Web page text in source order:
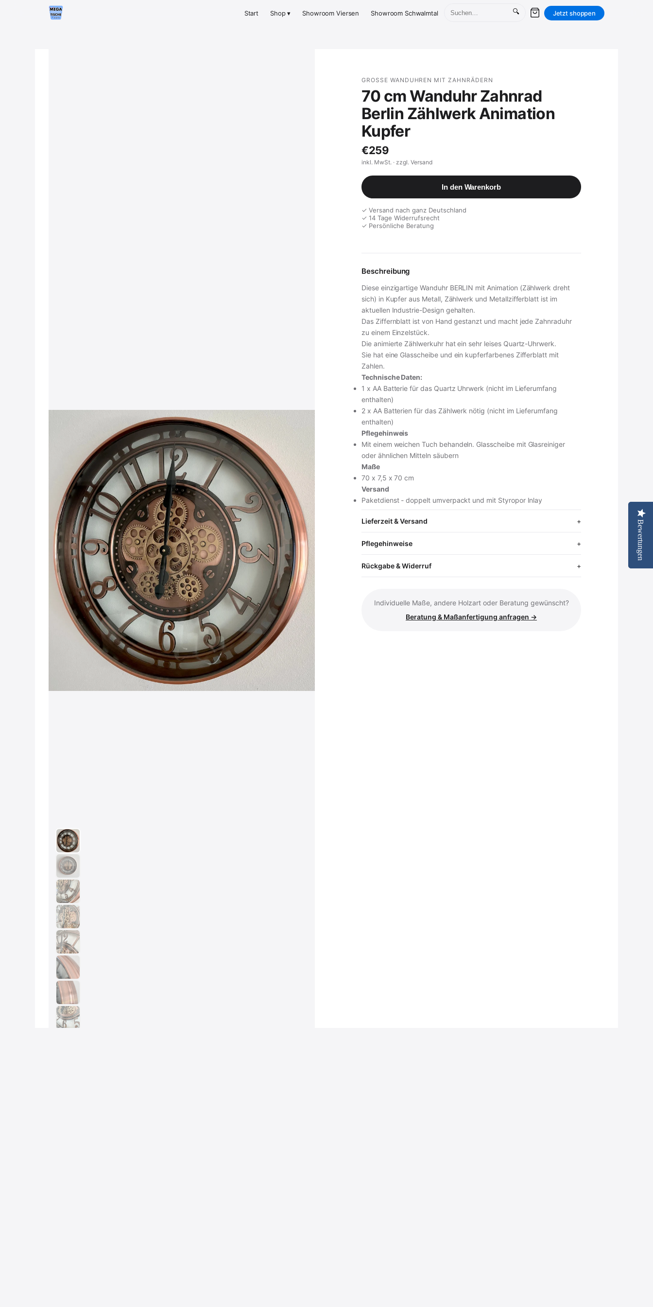
Bewertungen
Start Shop ▾ Showroom Viersen Showroom Schwalmtal 🔍 Jetzt shoppen
GROSSE WANDUHREN MIT ZAHNRÄDERN
70 cm Wanduhr Zahnrad
Berlin Zählwerk Animation
Kupfer
€259
inkl. MwSt. · zzgl. Versand
In den Warenkorb
✓ Versand nach ganz Deutschland
✓ 14 Tage Widerrufsrecht
✓ Persönliche Beratung
Beschreibung
Diese einzigartige Wanduhr BERLIN mit Animation (Zählwerk dreht
sich) in Kupfer aus Metall, Zählwerk und Metallzifferblatt ist im
aktuellen Industrie-Design gehalten.
Das Ziffernblatt ist von Hand gestanzt und macht jede Zahnraduhr
zu einem Einzelstück.
Die animierte Zählwerkuhr hat ein sehr leises Quartz-Uhrwerk.
Sie hat eine Glasscheibe und ein kupferfarbenes Zifferblatt mit
Zahlen.
Technische Daten:
1 x AA Batterie für das Quartz Uhrwerk (nicht im Lieferumfang
enthalten)
2 x AA Batterien für das Zählwerk nötig (nicht im Lieferumfang
enthalten)
Pflegehinweis
Mit einem weichen Tuch behandeln. Glasscheibe mit Glasreiniger
oder ähnlichen Mitteln säubern
Maße
70 x 7,5 x 70 cm
Versand
Paketdienst - doppelt umverpackt und mit Styropor Inlay
Lieferzeit & Versand
Pflegehinweise
Rückgabe & Widerruf
Individuelle Maße, andere Holzart oder Beratung gewünscht?
Beratung & Maßanfertigung anfragen →
inkl. MwSt. · zzgl. Versand
Bewertungen